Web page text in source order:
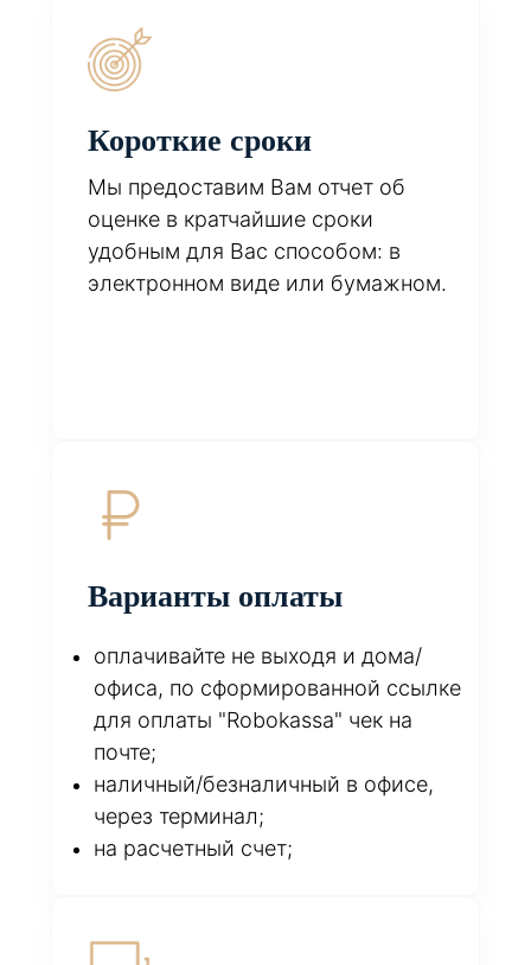
Короткие сроки
Мы предоставим Вам отчет об
оценке в кратчайшие сроки
удобным для Вас способом: в
электронном виде или бумажном.
Варианты оплаты
оплачивайте не выходя и дома/
офиса, по сформированной ссылке
для оплаты "Robokassa" чек на
почте;
наличный/безналичный в офисе,
через терминал;
на расчетный счет;